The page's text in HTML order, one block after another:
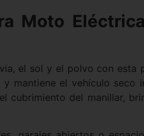
Moto
el sol y el polvo con esta
mantiene el vehículo seco
cubrimiento del manillar,